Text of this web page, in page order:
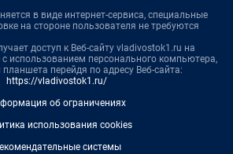
в виде интернет-сервиса, специальные
на стороне пользователя не требуются
доступ к Веб-сайту vladivostok1.ru на
использованием персонального компьютера,
перейдя по адресу Веб-сайта:
https://vladivostok1.ru/
об ограничениях
использования cookies
системы